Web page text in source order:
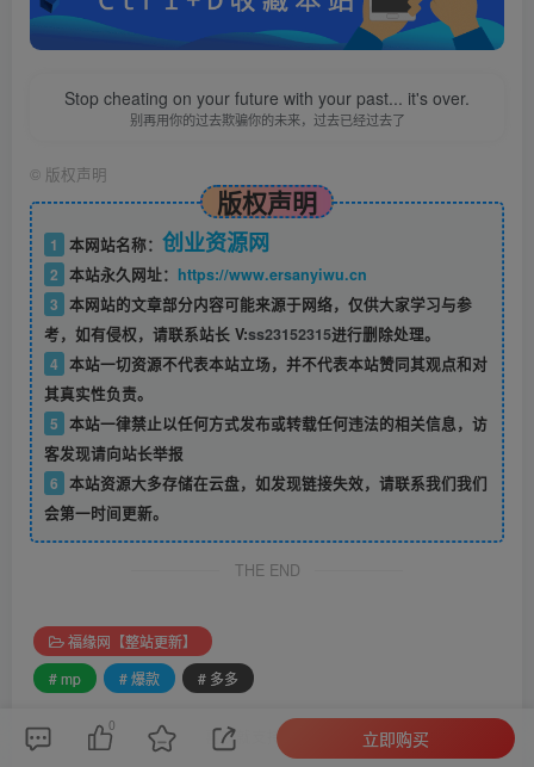
Stop cheating on your future with your past... it's over.
别再用你的过去欺骗你的未来，过去已经过去了
© 版权声明
版权声明
1 本网站名称： 创业资源网
2 本站永久网址： https://www.ersanyiwu.cn
3 本网站的文章部分内容可能来源于网络，仅供大家学习与参
考，如有侵权，请联系站长 V:ss23152315进行删除处理。
4 本站一切资源不代表本站立场，并不代表本站赞同其观点和对
其真实性负责。
5 本站一律禁止以任何方式发布或转载任何违法的相关信息，访
客发现请向站长举报
6 本站资源大多存储在云盘，如发现链接失效，请联系我们我们
会第一时间更新。
THE END
福缘网【整站更新】
# mp
# 爆款 # 多多
喜欢就支持一下吧
0
立即购买